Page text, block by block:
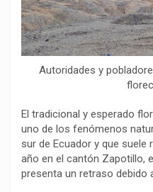
o
k
p
p
a
m
n
k
Autoridades y
El tradicional y esperado
uno de los fenómenos
sur de Ecuador y que
año en el cantón Zapotillo,
presenta un retraso debido